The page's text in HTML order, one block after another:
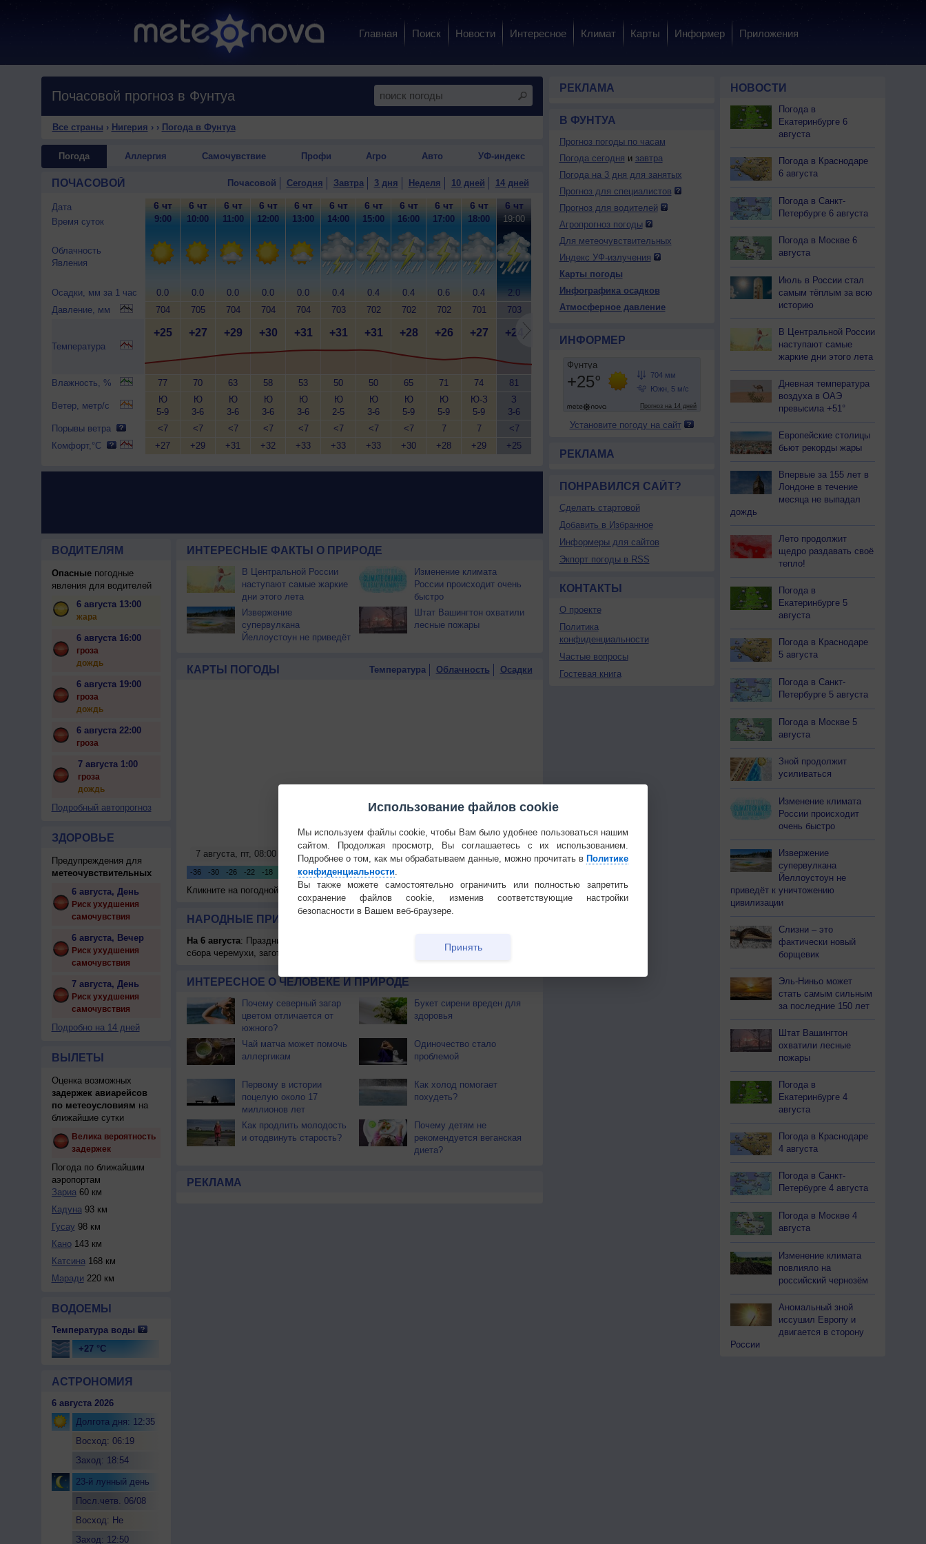
Главная Поиск Новости Интересное Климат Карты Информер Приложения
Почасовой прогноз в Фунтуа
Все страны › Нигерия › › Погода в Фунтуа
Погода Аллергия Самочувствие Профи Агро Авто УФ-индекс
ПОЧАСОВОЙ Почасовой Сегодня Завтра 3 дня Неделя 10 дней 14 дней
Дата
Время суток
Облачность
Явления
Осадки, мм за 1 час
Давление, мм
Температура
Влажность, %
Ветер, метр/с
Порывы ветра
Комфорт,°C
6 чт
9:00
0.0
704
+25
77
Ю
5-9
<7
+27
6 чт
10:00
0.0
705
+27
70
Ю
3-6
<7
+29
6 чт
11:00
0.0
704
+29
63
Ю
3-6
<7
+31
6 чт
12:00
0.0
704
+30
58
Ю
3-6
<7
+32
6 чт
13:00
0.0
704
+31
53
Ю
3-6
<7
+33
6 чт
14:00
0.4
703
+31
50
Ю
2-5
<7
+33
6 чт
15:00
0.4
702
+31
50
Ю
3-6
<7
+33
6 чт
16:00
0.4
702
+28
65
Ю
5-9
<7
+30
6 чт
17:00
0.6
702
+26
71
Ю
5-9
7
+28
6 чт
18:00
0.4
701
+27
74
Ю-З
5-9
7
+29
6 чт
19:00
2.0
703
+24
81
З
3-6
<7
+25
6 чт
0.2
704
89
3-6
<7
6 чт
0.0
704
<7
6 чт
23:00
0.0
704
3-6
<7
3-6
<7
1:00
+20
7 пт
2:00
0.2
+21
85
Ю-З
+20
7 пт
3:00
0.7
703
+20
89
Ю
3-6
+19
7 пт
4:00
0.5
+21
93
Ю
3-6
+18
5:00
0.0
+21
94
+18
ВОДИТЕЛЯМ
Опасныепогодные
явления для водителей
6 августа 13:00
жара
6 августа 16:00
гроза
дождь
6 августа 19:00
гроза
дождь
6 августа 22:00
гроза
7 августа 1:00
гроза
дождь
Подробный автопрогноз
ЗДОРОВЬЕ
Предупреждения для
метеочувствительных
6 августа, День
Риск ухудшения
самочувствия
6 августа, Вечер
Риск ухудшения
самочувствия
7 августа, День
Риск ухудшения
самочувствия
Подробно на 14 дней
ВЫЛЕТЫ
Оценка возможных
задержек авиарейсов
по метеоусловиям на
ближайшие сутки
Велика вероятность
задержек
Погода по ближайшим
аэропортам
Зариа60 км
Кадуна93 км
Гусау 98 км
Кано143 км
Катсина168 км
Маради 220 км
ВОДОЕМЫ
Температура воды
+27 °C
АСТРОНОМИЯ
6 августа 2026
Долгота дня: 12:35
Восход: 06:19
Заход: 18:54
23-й лунный день
Посл.четв. 06/08
Восход: Не
Заход: 12:50
ИНТЕРЕСНЫЕ ФАКТЫ О ПРИРОДЕ
В Центральной России
наступают самые жаркие
дни этого лета
Изменение климата
России происходит очень
быстро
Извержение
супервулкана
Йеллоустоун не приведёт
Штат Вашингтон охватили
лесные пожары
КАРТЫ ПОГОДЫ Температура Облачность Осадки
Кликните на погодной карте для получения подробных данных
НАРОДНЫЕ ПРИМЕТЫ И ПРАЗДНИКИ
На 6 августа: Праздник жатвы. Почти повсеместно поспел хлеб. Наступает пора
сбора черемухи, заготавливают березовые веники.
ИНТЕРЕСНОЕ О ЧЕЛОВЕКЕ И ПРИРОДЕ
Почему северный загар
цветом отличается от
южного?
Букет сирени вреден для
здоровья
Чай матча может помочь
аллергикам
Одиночество стало
проблемой
Первому в истории
поцелую около 17
миллионов лет
Как холод помогает
похудеть?
Как продлить молодость
и отодвинуть старость?
Почему детям не
рекомендуется веганская
диета?
РЕКЛАМА
РЕКЛАМА
В ФУНТУА
Прогноз погоды по часам
Погода сегодня и завтра
Погода на 3 дня для занятых
Прогноз для специалистов
Прогноз для водителей
Агропрогноз погоды
Для метеочувствительных
Индекс УФ-излучения
Карты погоды
Инфографика осадков
Атмосферное давление
ИНФОРМЕР
Установите погоду на сайт
РЕКЛАМА
ПОНРАВИЛСЯ САЙТ?
Сделать стартовой
Добавить в Избранное
Информеры для сайтов
Экпорт погоды в RSS
КОНТАКТЫ
О проекте
Политика
конфиденциальности
Частые вопросы
Гостевая книга
НОВОСТИ
Погода в
Екатеринбурге 6
августа
Погода в Краснодаре
6 августа
Погода в Санкт-
Петербурге 6 августа
Погода в Москве 6
августа
Июль в России стал
самым тёплым за всю
историю
В Центральной России
наступают самые
жаркие дни этого лета
Дневная температура
воздуха в ОАЭ
превысила +51°
Европейские столицы
бьют рекорды жары
Впервые за 155 лет в
Лондоне в течение
месяца не выпадал
дождь
Лето продолжит
щедро раздавать своё
тепло!
Погода в
Екатеринбурге 5
августа
Погода в Краснодаре
5 августа
Погода в Санкт-
Петербурге 5 августа
Погода в Москве 5
августа
Зной продолжит
усиливаться
Изменение климата
России происходит
очень быстро
Извержение
супервулкана
Йеллоустоун не
приведёт к уничтожению
цивилизации
Слизни – это
фактически новый
борщевик
Эль-Ниньо может
стать самым сильным
за последние 150 лет
Штат Вашингтон
охватили лесные
пожары
Погода в
Екатеринбурге 4
августа
Погода в Краснодаре
4 августа
Погода в Санкт-
Петербурге 4 августа
Погода в Москве 4
августа
Изменение климата
повлияло на
российский чернозём
Аномальный зной
иссушил Европу и
двигается в сторону
России
Использование файлов cookie
Мы используем файлы cookie, чтобы Вам было удобнее пользоваться нашим
сайтом. Продолжая просмотр, Вы соглашаетесь с их использованием.
Подробнее о том, как мы обрабатываем данные, можно прочитать в Политике
конфиденциальности.
Вы также можете самостоятельно ограничить или полностью запретить
сохранение файлов cookie, изменив соответствующие настройки
безопасности в Вашем веб-браузере.
Принять